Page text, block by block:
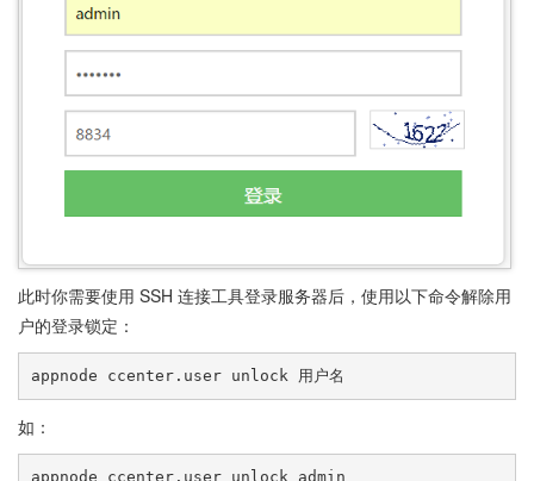
此时你需要使用 SSH 连接工具登录服务器后，使用以下命令解除用
户的登录锁定：
如：